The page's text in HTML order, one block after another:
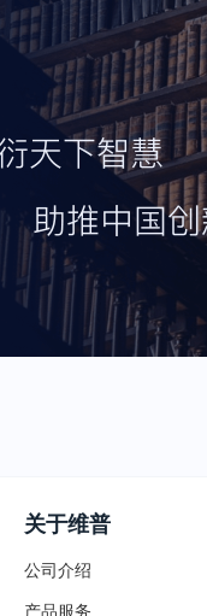
关于维普
公司介绍
产品服务